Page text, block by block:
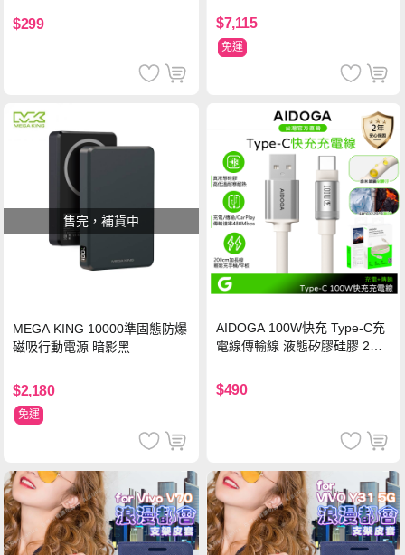
$299 $7,115
免運
售完，補貨中
MEGA KING 10000準固態防爆
磁吸行動電源 暗影黑
$2,180
免運
AIDOGA 100W快充 Type-C充
電線傳輸線 液態矽膠硅膠 2M
$490